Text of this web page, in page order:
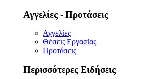
Αγγελίες - Προτάσεις
Αγγελίες
Θέσεις Εργασίας
Προτάσεις
Περισσότερες Ειδήσεις